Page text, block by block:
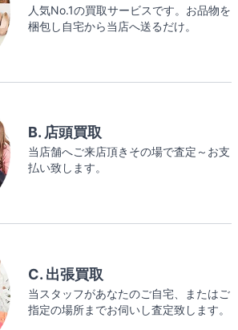
人気No.1の買取サービスです。お品物を
梱包し自宅から当店へ送るだけ。
B. 店頭買取
当店舗へご来店頂きその場で査定～お支
払い致します。
C. 出張買取
当スタッフがあなたのご自宅、またはご
指定の場所までお伺いし査定致します。